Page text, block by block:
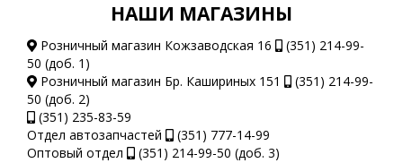
НАШИ МАГАЗИНЫ
Розничный магазин Кожзаводская 16
(351) 214-99-
50 (доб. 1)
Розничный магазин Бр. Кашириных 151
(351) 214-99-
50 (доб. 2)
(351) 235-83-59
Отдел автозапчастей
(351) 777-14-99
Оптовый отдел
(351) 214-99-50 (доб. 3)